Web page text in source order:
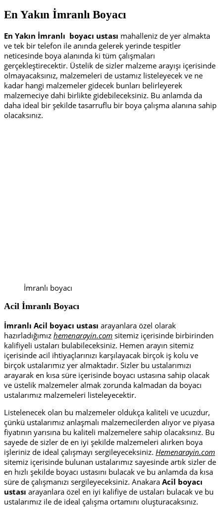
En Yakın İmranlı Boyacı
En Yakın İmranlı boyacı ustası mahalleniz de yer almakta
ve tek bir telefon ile anında gelerek yerinde tespitler
neticesinde boya alanında ki tüm çalışmaları
gerçekleştirecektir. Üstelik de sizler malzeme arayışı içerisinde
olmayacaksınız, malzemeleri de ustamız listeleyecek ve ne
kadar hangi malzemeler gidecek bunları belirleyerek
malzemeciye dahi birlikte gidebileceksiniz. Bu anlamda da
daha ideal bir şekilde tasarruflu bir boya çalışma alanına sahip
olacaksınız.
İmranlı boyacı
Acil İmranlı Boyacı
İmranlı Acil boyacı ustası arayanlara özel olarak
hazırladığımız hemenarayin.com sitemiz içerisinde birbirinden
kalifiyeli ustaları bulabileceksiniz. Hemen arayın sitemiz
içerisinde acil ihtiyaçlarınızı karşılayacak birçok iş kolu ve
birçok ustalarımız yer almaktadır. Sizler bu ustalarımızı
arayarak en kısa süre içerisinde boyacı ustasına sahip olacak
ve üstelik malzemeler almak zorunda kalmadan da boyacı
ustalarımız malzemeleri listeleyecektir.
Listelenecek olan bu malzemeler oldukça kaliteli ve ucuzdur,
çünkü ustalarımız anlaşmalı malzemecilerden alıyor ve piyasa
fiyatının yarısına bu kaliteli malzemelere sahip olacaksınız. Bu
sayede de sizler de en iyi şekilde malzemeleri alırken boya
işleriniz de ideal çalışmayı sergileyeceksiniz. Hemenarayin.com
sitemiz içerisinde bulunan ustalarımız sayesinde artık sizler de
en hızlı şekilde boyacı ustasını bulacak ve bu anlamda da kısa
süre de çalışmanızı sergileyeceksiniz. Anakara Acil boyacı
ustası arayanlara özel en iyi kalifiye de ustaları bulacak ve bu
ustalarımız ile de ideal çalışma ortamını oluşturacaksınız.